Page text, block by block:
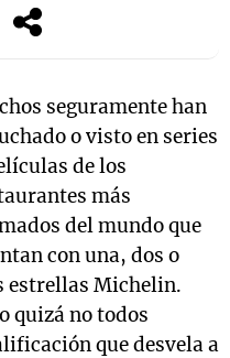
seguramente han
o visto en series
de los
más
del mundo que
con una, dos o
estrellas Michelin.
quizá no todos
que desvela a